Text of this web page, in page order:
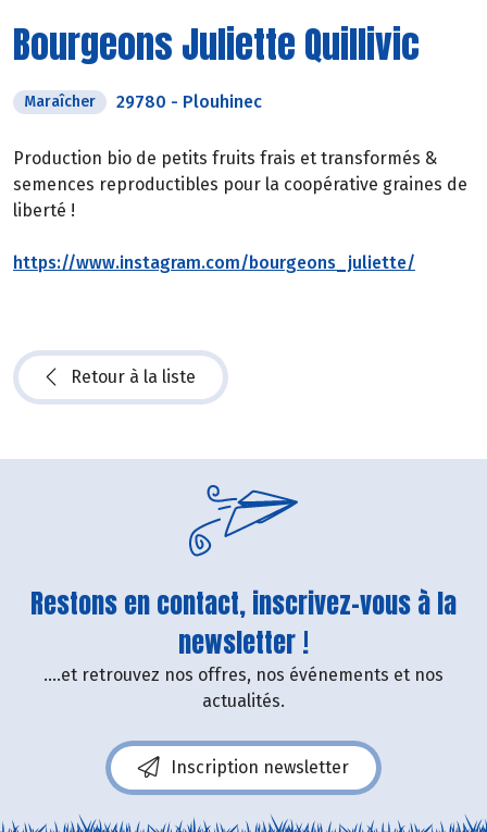
Bourgeons Juliette Quillivic
Maraîcher 29780 - Plouhinec
Production bio de petits fruits frais et transformés &
semences reproductibles pour la coopérative graines de
liberté !
https://www.instagram.com/bourgeons_juliette/
Retour à la liste
Restons en contact, inscrivez-vous à la
newsletter !
....et retrouvez nos offres, nos événements et nos
actualités.
Inscription newsletter